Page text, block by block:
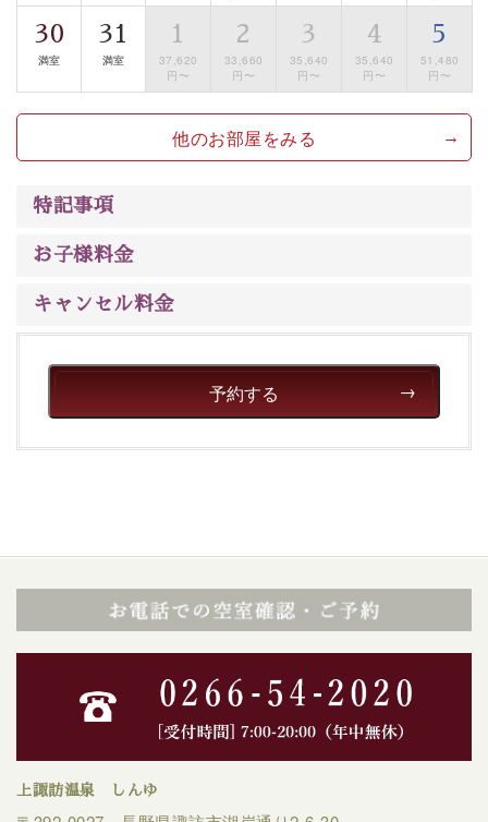
したら幸いです。
30
満室
31
満室
1
37,620
円〜
2
33,660
円〜
3
35,640
円〜
4
35,640
円〜
5
51,480
円〜
他のお部屋をみる
特記事項
お子様料金
キャンセル料金
予約する
上諏訪温泉 しんゆ